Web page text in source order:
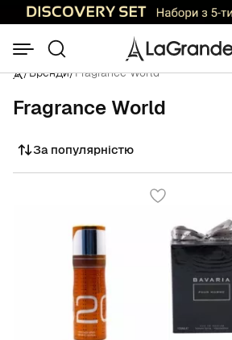
/Бренди/Fragrance World
Fragrance World
Сортувати
За популярністю